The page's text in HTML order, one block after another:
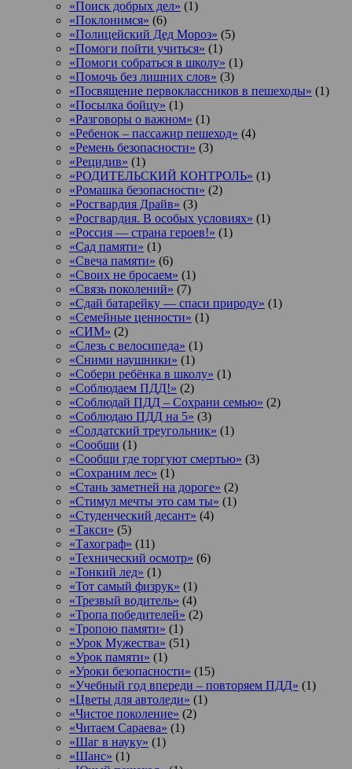
«Поиск добрых дел» (1)
«Поклонимся» (6)
«Полицейский Дед Мороз» (5)
«Помоги пойти учиться» (1)
«Помоги собраться в школу» (1)
«Помочь без лишних слов» (3)
«Посвящение первоклассников в пешеходы» (1)
«Посылка бойцу» (1)
«Разговоры о важном» (1)
«Ребенок – пассажир пешеход» (4)
«Ремень безопасности» (3)
«Рецидив» (1)
«РОДИТЕЛЬСКИЙ КОНТРОЛЬ» (1)
«Ромашка безопасности» (2)
«Росгвардия Драйв» (3)
«Росгвардия. В особых условиях» (1)
«Россия — страна героев!» (1)
«Сад памяти» (1)
«Свеча памяти» (6)
«Своих не бросаем» (1)
«Связь поколений» (7)
«Сдай батарейку — спаси природу» (1)
«Семейные ценности» (1)
«СИМ» (2)
«Слезь с велосипеда» (1)
«Сними наушники» (1)
«Собери ребёнка в школу» (1)
«Соблюдаем ПДД!» (2)
«Соблюдай ПДД – Сохрани семью» (2)
«Соблюдаю ПДД на 5» (3)
«Солдатский треугольник» (1)
«Сообщи (1)
«Сообщи где торгуют смертью» (3)
«Сохраним лес» (1)
«Стань заметней на дороге» (2)
«Стимул мечты это сам ты» (1)
«Студенческий десант» (4)
«Такси» (5)
«Тахограф» (11)
«Технический осмотр» (6)
«Тонкий лед» (1)
«Тот самый физрук» (1)
«Трезвый водитель» (4)
«Тропа победителей» (2)
«Тропою памяти» (1)
«Урок Мужества» (51)
«Урок памяти» (1)
«Уроки безопасности» (15)
«Учебный год впереди – повторяем ПДД» (1)
«Цветы для автоледи» (1)
«Чистое поколение» (2)
«Читаем Сараева» (1)
«Шаг в науку» (1)
«Шанс» (1)